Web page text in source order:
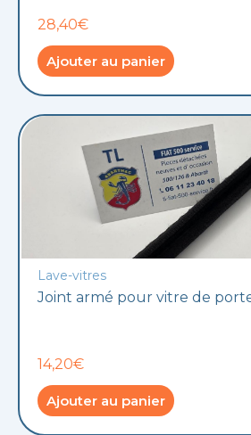
28,40€
Ajouter au panier
Lave-vitres
Joint armé pour vitre de
14,20€
Ajouter au panier